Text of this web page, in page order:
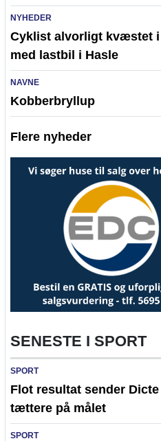
NYHEDER
Cyklist alvorligt kvæstet
med lastbil i Hasle
NAVNE
Kobberbryllup
Flere nyheder
SENESTE I SPORT
SPORT
Flot resultat sender
tættere på målet
SPORT